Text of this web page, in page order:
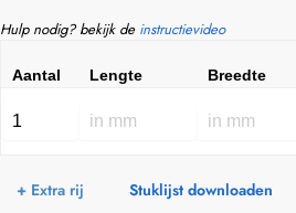
Hulp nodig? bekijk de instructievideo
Aantal Lengte Breedte
+ Extra rij Stuklijst downloaden